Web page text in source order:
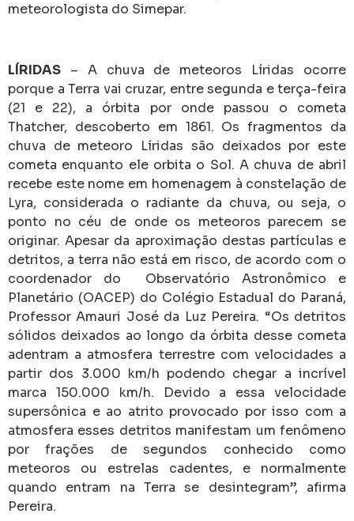
meteorologista do Simepar.
LÍRIDAS – A chuva de meteoros Líridas ocorre
porque a Terra vai cruzar, entre segunda e terça-feira
(21 e 22), a órbita por onde passou o cometa
Thatcher, descoberto em 1861. Os fragmentos da
chuva de meteoro Líridas são deixados por este
cometa enquanto ele orbita o Sol. A chuva de abril
recebe este nome em homenagem à constelação de
Lyra, considerada o radiante da chuva, ou seja, o
ponto no céu de onde os meteoros parecem se
originar. Apesar da aproximação destas partículas e
detritos, a terra não está em risco, de acordo com o
coordenador do Observatório Astronômico e
Planetário (OACEP) do Colégio Estadual do Paraná,
Professor Amauri José da Luz Pereira. “Os detritos
sólidos deixados ao longo da órbita desse cometa
adentram a atmosfera terrestre com velocidades a
partir dos 3.000 km/h podendo chegar a incrível
marca 150.000 km/h. Devido a essa velocidade
supersônica e ao atrito provocado por isso com a
atmosfera esses detritos manifestam um fenômeno
por frações de segundos conhecido como
meteoros ou estrelas cadentes, e normalmente
quando entram na Terra se desintegram”, afirma
Pereira.